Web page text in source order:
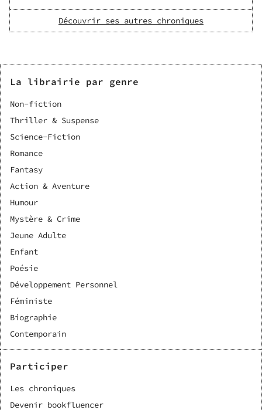
Découvrir ses autres chroniques
La librairie par genre
Non-fiction
Thriller & Suspense
Science-Fiction
Romance
Fantasy
Action & Aventure
Humour
Mystère & Crime
Jeune Adulte
Enfant
Poésie
Développement Personnel
Féministe
Biographie
Contemporain
Participer
Les chroniques
Devenir bookfluencer